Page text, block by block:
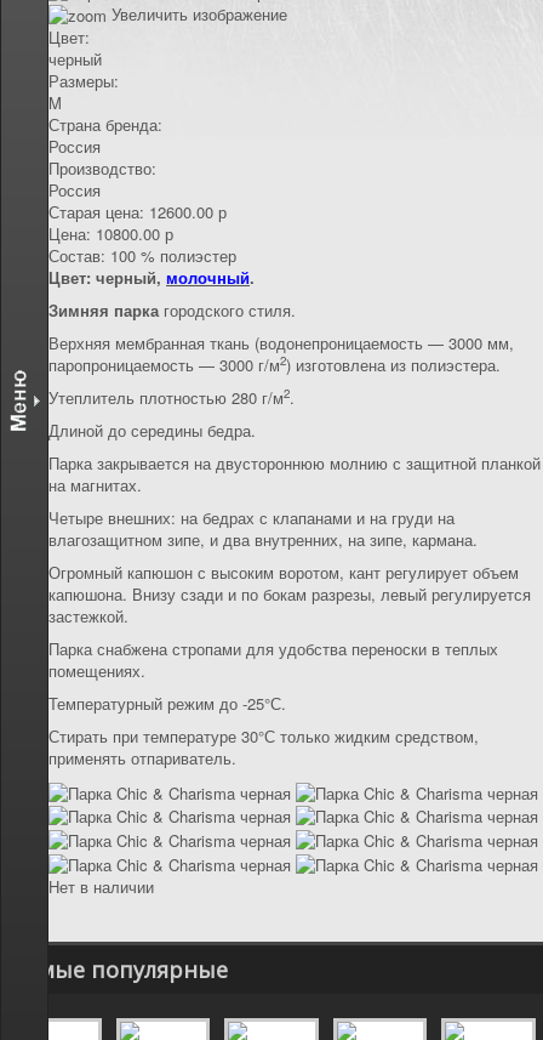
Увеличить изображение
Цвет:
черный
Размеры:
M
Страна бренда:
Россия
Производство:
Россия
Старая цена: 12600.00 р
Цена: 10800.00 р
Состав: 100 % полиэстер
Цвет: черный, молочный.
Зимняя паркагородского стиля.
Верхняя мембранная ткань (водонепроницаемость — 3000 мм,
паропроницаемость — 3000 г/м2) изготовлена из полиэстера.
Утеплитель плотностью 280 г/м2.
Длиной до середины бедра.
Парка закрывается на двустороннюю молнию с защитной планкой
на магнитах.
Четыре внешних: на бедрах с клапанами и на груди на
влагозащитном зипе, и два внутренних, на зипе, кармана.
Огромный капюшон с высоким воротом, кант регулирует объем
капюшона. Внизу сзади и по бокам разрезы, левый регулируется
застежкой.
Парка снабжена стропами для удобства переноски в теплых
помещениях.
Температурный режим до -25°С.
Стирать при температуре 30°С только жидким средством,
применять отпариватель.
Нет в наличии
Самые популярные